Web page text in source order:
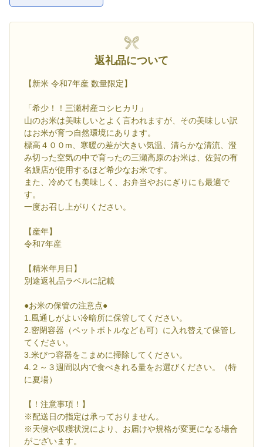
返礼品について
【新米 令和7年産 数量限定】
「希少！！三瀬村産コシヒカリ」
山のお米は美味しいとよく言われますが、その美味しい訳
はお米が育つ自然環境にあります。
標高４００m、寒暖の差が大きい気温、清らかな清流、澄
み切った空気の中で育ったの三瀬高原のお米は、佐賀の有
名鰻店が使用するほど希少なお米です。
また、冷めても美味しく、お弁当やおにぎりにも最適で
す。
一度お召し上がりください。
【産年】
令和7年産
【精米年月日】
別途返礼品ラベルに記載
●お米の保管の注意点●
1.風通しがよい冷暗所に保管してください。
2.密閉容器（ペットボトルなども可）に入れ替えて保管し
てください。
3.米びつ容器をこまめに掃除してください。
4.２～３週間以内で食べきれる量をお選びください。（特
に夏場）
【！注意事項！】
※配送日の指定は承っておりません。
※天候や収穫状況により、お届けや規格が変更になる場合
がございます。